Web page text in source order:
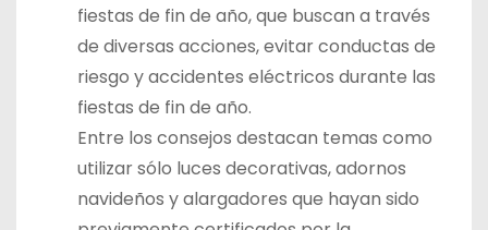
fiestas de fin de año, que buscan a través
de diversas acciones, evitar conductas de
riesgo y accidentes eléctricos durante las
fiestas de fin de año.
Entre los consejos destacan temas como
utilizar sólo luces decorativas, adornos
navideños y alargadores que hayan sido